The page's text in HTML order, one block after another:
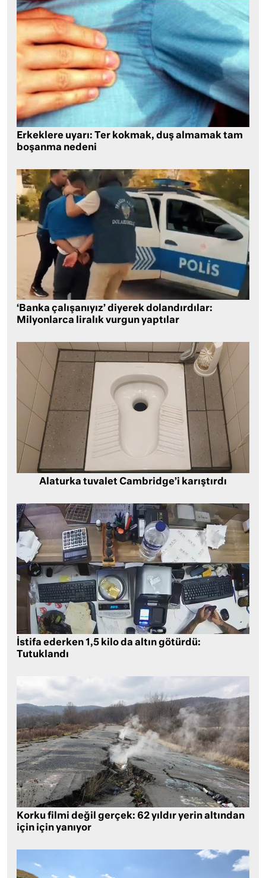
Erkeklere uyarı: Ter kokmak, duş almamak tam
boşanma nedeni
‘Banka çalışanıyız’ diyerek dolandırdılar:
Milyonlarca liralık vurgun yaptılar
Alaturka tuvalet Cambridge’i karıştırdı
İstifa ederken 1,5 kilo da altın götürdü:
Tutuklandı
Korku filmi değil gerçek: 62 yıldır yerin altından
için için yanıyor